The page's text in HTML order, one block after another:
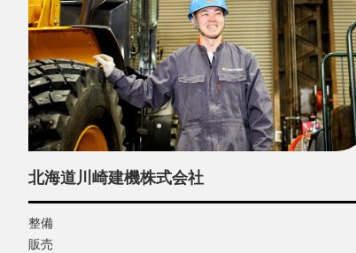
北海道川崎建機株式会社
整備
販売